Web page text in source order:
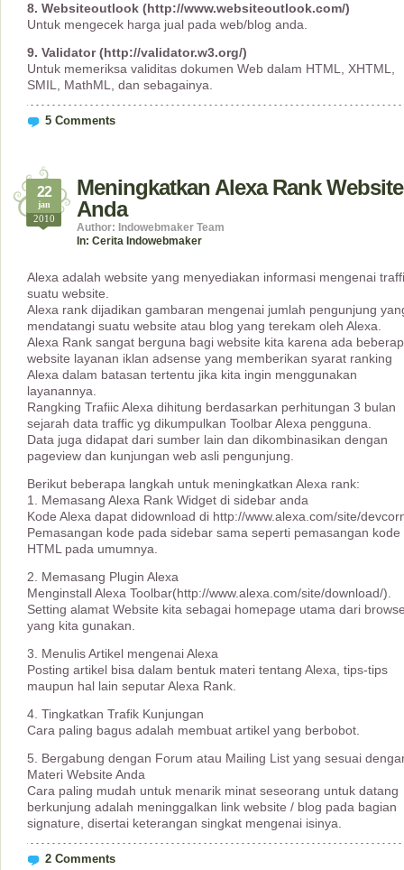
8. Websiteoutlook (http://www.websiteoutlook.com/)
Untuk mengecek harga jual pada web/blog anda.
9. Validator (http://validator.w3.org/)
Untuk memeriksa validitas dokumen Web dalam HTML, XHTML,
SMIL, MathML, dan sebagainya.
5 Comments
Meningkatkan Alexa Rank Website
Anda
22
jan
2010
Author: Indowebmaker Team
In: Cerita Indowebmaker
Alexa adalah website yang menyediakan informasi mengenai
suatu website.
Alexa rank dijadikan gambaran mengenai jumlah pengunjung
mendatangi suatu website atau blog yang terekam oleh Alexa.
Alexa Rank sangat berguna bagi website kita karena ada
website layanan iklan adsense yang memberikan syarat ranking
Alexa dalam batasan tertentu jika kita ingin menggunakan
layanannya.
Rangking Trafiic Alexa dihitung berdasarkan perhitungan 3 bulan
sejarah data traffic yg dikumpulkan Toolbar Alexa pengguna.
Data juga didapat dari sumber lain dan dikombinasikan dengan
pageview dan kunjungan web asli pengunjung.
Berikut beberapa langkah untuk meningkatkan Alexa rank:
1. Memasang Alexa Rank Widget di sidebar anda
Kode Alexa dapat didownload di http://www.alexa.com/site/
Pemasangan kode pada sidebar sama seperti pemasangan kode
HTML pada umumnya.
2. Memasang Plugin Alexa
Menginstall Alexa Toolbar(http://www.alexa.com/site/download/).
Setting alamat Website kita sebagai homepage utama dari
yang kita gunakan.
3. Menulis Artikel mengenai Alexa
Posting artikel bisa dalam bentuk materi tentang Alexa, tips-tips
maupun hal lain seputar Alexa Rank.
4. Tingkatkan Trafik Kunjungan
Cara paling bagus adalah membuat artikel yang berbobot.
5. Bergabung dengan Forum atau Mailing List yang sesuai
Materi Website Anda
Cara paling mudah untuk menarik minat seseorang untuk datang
berkunjung adalah meninggalkan link website / blog pada bagian
signature, disertai keterangan singkat mengenai isinya.
2 Comments